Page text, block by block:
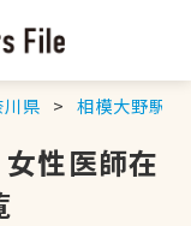
県 相模大野駅
性医師在